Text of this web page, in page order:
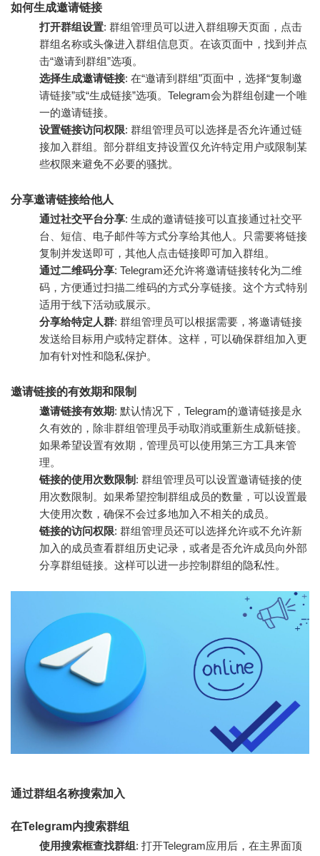
如何生成邀请链接
打开群组设置: 群组管理员可以进入群组聊天页面，点击
群组名称或头像进入群组信息页。在该页面中，找到并点
击“邀请到群组”选项。
选择生成邀请链接: 在“邀请到群组”页面中，选择“复制邀
请链接”或“生成链接”选项。Telegram会为群组创建一个唯
一的邀请链接。
设置链接访问权限: 群组管理员可以选择是否允许通过链
接加入群组。部分群组支持设置仅允许特定用户或限制某
些权限来避免不必要的骚扰。
分享邀请链接给他人
通过社交平台分享: 生成的邀请链接可以直接通过社交平
台、短信、电子邮件等方式分享给其他人。只需要将链接
复制并发送即可，其他人点击链接即可加入群组。
通过二维码分享: Telegram还允许将邀请链接转化为二维
码，方便通过扫描二维码的方式分享链接。这个方式特别
适用于线下活动或展示。
分享给特定人群: 群组管理员可以根据需要，将邀请链接
发送给目标用户或特定群体。这样，可以确保群组加入更
加有针对性和隐私保护。
邀请链接的有效期和限制
邀请链接有效期: 默认情况下，Telegram的邀请链接是永
久有效的，除非群组管理员手动取消或重新生成新链接。
如果希望设置有效期，管理员可以使用第三方工具来管
理。
链接的使用次数限制 : 群组管理员可以设置邀请链接的使
用次数限制。如果希望控制群组成员的数量，可以设置最
大使用次数，确保不会过多地加入不相关的成员。
链接的访问权限: 群组管理员还可以选择允许或不允许新
加入的成员查看群组历史记录，或者是否允许成员向外部
分享群组链接。这样可以进一步控制群组的隐私性。
通过群组名称搜索加入
在Telegram内搜索群组
使用搜索框查找群组: 打开Telegram应用后，在主界面顶